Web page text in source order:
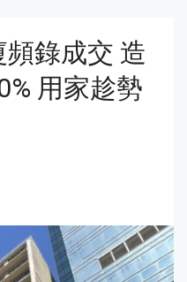
錄成交 造
用家趁勢